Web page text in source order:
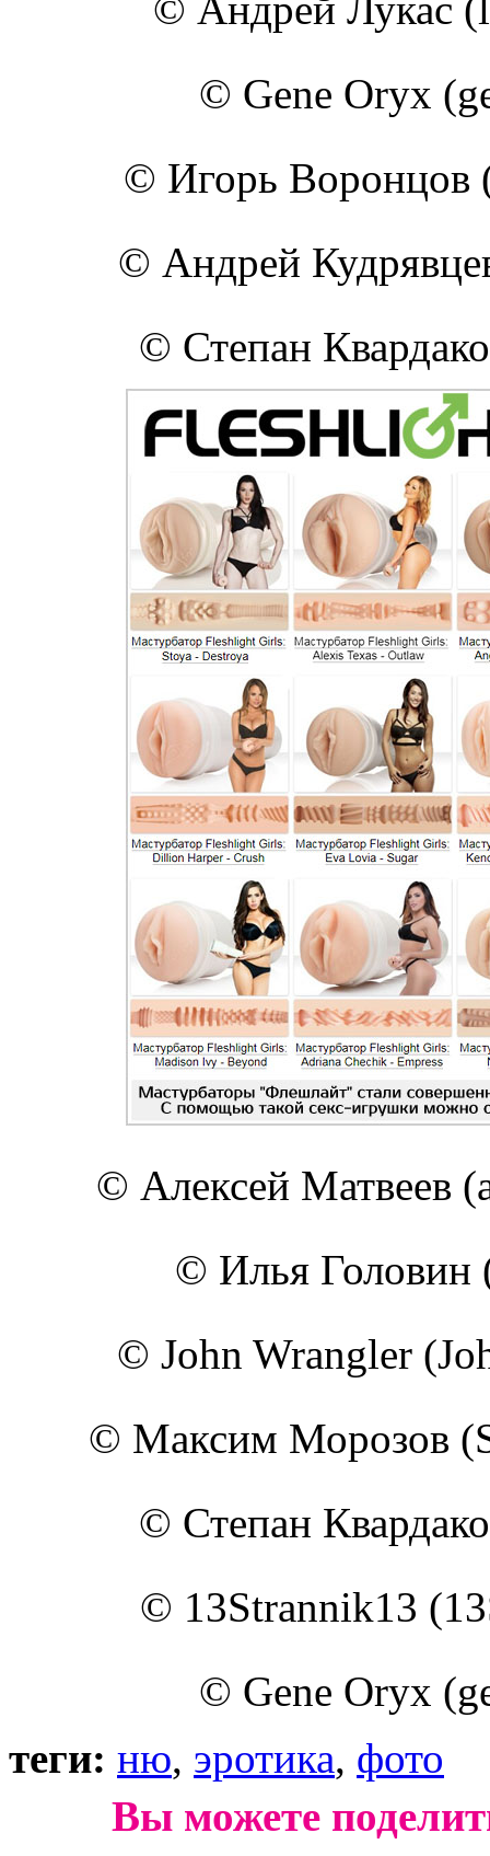
© Андрей Лукас
© Gene Oryx
© Игорь Воронцов
© Андрей
© Степан
© Алексей Матвеев
© Илья Головин
© John Wrangler
© Максим Морозов
© Степан
© 13Strannik13
© Gene Oryx
теги: ню, эротика, фото
Вы можете